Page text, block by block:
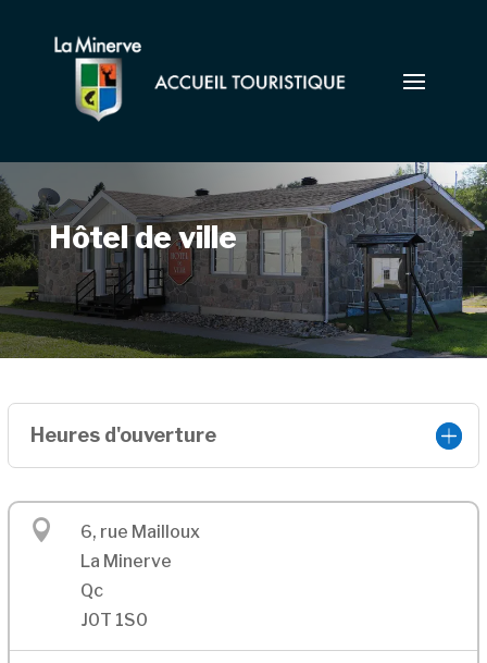
Hôtel de ville
Heures d'ouverture

6, rue Mailloux
La Minerve
Qc
J0T 1S0